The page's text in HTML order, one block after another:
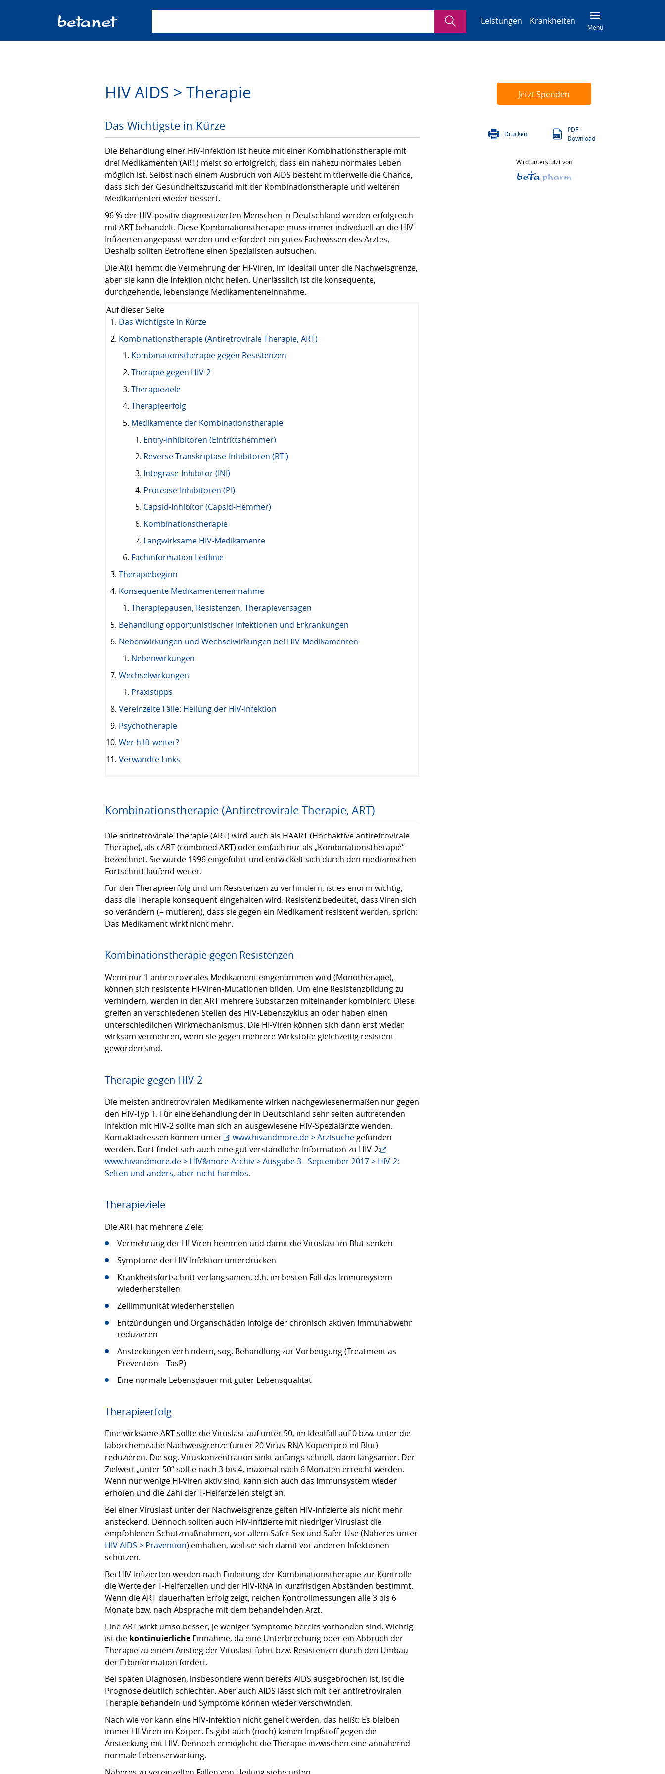
SucheLeistungen Krankheiten
Menü
HIV AIDS > Therapie
Das Wichtigste in Kürze
Die Behandlung einer HIV-Infektion ist heute mit einer Kombinationstherapie mit
drei Medikamenten (ART) meist so erfolgreich, dass ein nahezu normales Leben
möglich ist. Selbst nach einem Ausbruch von AIDS besteht mittlerweile die Chance,
dass sich der Gesundheitszustand mit der Kombinationstherapie und weiteren
Medikamenten wieder bessert.
96 % der HIV-positiv diagnostizierten Menschen in Deutschland werden erfolgreich
mit ART behandelt. Diese Kombinationstherapie muss immer individuell an die HIV-
Infizierten angepasst werden und erfordert ein gutes Fachwissen des Arztes.
Deshalb sollten Betroffene einen Spezialisten aufsuchen.
Die ART hemmt die Vermehrung der HI-Viren, im Idealfall unter die Nachweisgrenze,
aber sie kann die Infektion nicht heilen. Unerlässlich ist die konsequente,
durchgehende, lebenslange Medikamenteneinnahme.
Auf dieser Seite
Das Wichtigste in Kürze
Kombinationstherapie (Antiretrovirale Therapie, ART)
Kombinationstherapie gegen Resistenzen
Therapie gegen HIV-2
Therapieziele
Therapieerfolg
Medikamente der Kombinationstherapie
Entry-Inhibitoren (Eintrittshemmer)
Reverse-Transkriptase-Inhibitoren (RTI)
Integrase-Inhibitor (INI)
Protease-Inhibitoren (PI)
Capsid-Inhibitor (Capsid-Hemmer)
Kombinationstherapie
Langwirksame HIV-Medikamente
Fachinformation Leitlinie
Therapiebeginn
Konsequente Medikamenteneinnahme
Therapiepausen, Resistenzen, Therapieversagen
Behandlung opportunistischer Infektionen und Erkrankungen
Nebenwirkungen und Wechselwirkungen bei HIV-Medikamenten
Nebenwirkungen
Wechselwirkungen
Praxistipps
Vereinzelte Fälle: Heilung der HIV-Infektion
Psychotherapie
Wer hilft weiter?
Verwandte Links
Kombinationstherapie (Antiretrovirale Therapie, ART)
Die antiretrovirale Therapie (ART) wird auch als HAART (Hochaktive antiretrovirale
Therapie), als cART (combined ART) oder einfach nur als „Kombinationstherapie“
bezeichnet. Sie wurde 1996 eingeführt und entwickelt sich durch den medizinischen
Fortschritt laufend weiter.
Für den Therapieerfolg und um Resistenzen zu verhindern, ist es enorm wichtig,
dass die Therapie konsequent eingehalten wird. Resistenz bedeutet, dass Viren sich
so verändern (= mutieren), dass sie gegen ein Medikament resistent werden, sprich:
Das Medikament wirkt nicht mehr.
Kombinationstherapie gegen Resistenzen
Wenn nur 1 antiretrovirales Medikament eingenommen wird (Monotherapie),
können sich resistente HI-Viren-Mutationen bilden. Um eine Resistenzbildung zu
verhindern, werden in der ART mehrere Substanzen miteinander kombiniert. Diese
greifen an verschiedenen Stellen des HIV-Lebenszyklus an oder haben einen
unterschiedlichen Wirkmechanismus. Die HI-Viren können sich dann erst wieder
wirksam vermehren, wenn sie gegen mehrere Wirkstoffe gleichzeitig resistent
geworden sind.
Therapie gegen HIV-2
Die meisten antiretroviralen Medikamente wirken nachgewiesenermaßen nur gegen
den HIV-Typ 1. Für eine Behandlung der in Deutschland sehr selten auftretenden
Infektion mit HIV-2 sollte man sich an ausgewiesene HIV-Spezialärzte wenden.
Kontaktadressen können unter
www.hivandmore.de > Arztsuchegefunden
werden. Dort findet sich auch eine gut verständliche Information zu HIV-2:
www.hivandmore.de > HIV&more-Archiv > Ausgabe 3 - September 2017 > HIV-2:
Selten und anders, aber nicht harmlos.
Therapieziele
Die ART hat mehrere Ziele:
Vermehrung der HI-Viren hemmen und damit die Viruslast im Blut senken
Symptome der HIV-Infektion unterdrücken
Krankheitsfortschritt verlangsamen, d.h. im besten Fall das Immunsystem
wiederherstellen
Zellimmunität wiederherstellen
Entzündungen und Organschäden infolge der chronisch aktiven Immunabwehr
reduzieren
Ansteckungen verhindern, sog. Behandlung zur Vorbeugung (Treatment as
Prevention – TasP)
Eine normale Lebensdauer mit guter Lebensqualität
Therapieerfolg
Eine wirksame ART sollte die Viruslast auf unter 50, im Idealfall auf 0 bzw. unter die
laborchemische Nachweisgrenze (unter 20 Virus-RNA-Kopien pro ml Blut)
reduzieren. Die sog. Viruskonzentration sinkt anfangs schnell, dann langsamer. Der
Zielwert „unter 50“ sollte nach 3 bis 4, maximal nach 6 Monaten erreicht werden.
Wenn nur wenige HI-Viren aktiv sind, kann sich auch das Immunsystem wieder
erholen und die Zahl der T-Helferzellen steigt an.
Bei einer Viruslast unter der Nachweisgrenze gelten HIV-Infizierte als nicht mehr
ansteckend. Dennoch sollten auch HIV-Infizierte mit niedriger Viruslast die
empfohlenen Schutzmaßnahmen, vor allem Safer Sex und Safer Use (Näheres unter
HIV AIDS > Prävention) einhalten, weil sie sich damit vor anderen Infektionen
schützen.
Bei HIV-Infizierten werden nach Einleitung der Kombinationstherapie zur Kontrolle
die Werte der T-Helferzellen und der HIV-RNA in kurzfristigen Abständen bestimmt.
Wenn die ART dauerhaften Erfolg zeigt, reichen Kontrollmessungen alle 3 bis 6
Monate bzw. nach Absprache mit dem behandelnden Arzt.
Eine ART wirkt umso besser, je weniger Symptome bereits vorhanden sind. Wichtig
ist die kontinuierliche Einnahme, da eine Unterbrechung oder ein Abbruch der
Therapie zu einem Anstieg der Viruslast führt bzw. Resistenzen durch den Umbau
der Erbinformation fördert.
Bei späten Diagnosen, insbesondere wenn bereits AIDS ausgebrochen ist, ist die
Prognose deutlich schlechter. Aber auch AIDS lässt sich mit der antiretroviralen
Therapie behandeln und Symptome können wieder verschwinden.
Nach wie vor kann eine HIV-Infektion nicht geheilt werden, das heißt: Es bleiben
immer HI-Viren im Körper. Es gibt auch (noch) keinen Impfstoff gegen die
Ansteckung mit HIV. Dennoch ermöglicht die Therapie inzwischen eine annähernd
normale Lebenserwartung.
Jetzt Spenden
Drucken
PDF-
Download
Wird unterstützt von